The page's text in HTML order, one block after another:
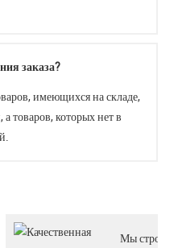
заказа?
имеющихся на складе,
товаров, которых нет в
Мы строго